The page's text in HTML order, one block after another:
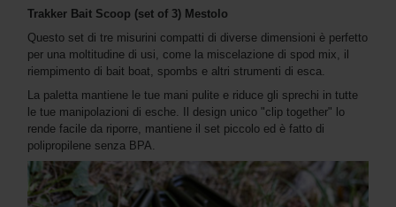
Trakker Bait Scoop (set of 3) Mestolo
Questo set di tre misurini compatti di diverse dimensioni è perfetto
per una moltitudine di usi, come la miscelazione di spod mix, il
riempimento di bait boat, spombs e altri strumenti di esca.
La paletta mantiene le tue mani pulite e riduce gli sprechi in tutte
le tue manipolazioni di esche. Il design unico "clip together" lo
rende facile da riporre, mantiene il set piccolo ed è fatto di
polipropilene senza BPA.